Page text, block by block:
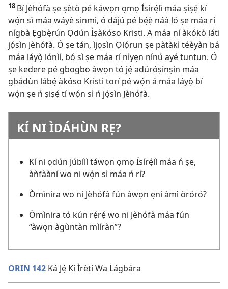
18 Bí Jèhófà ṣe ṣètò pé káwọn ọmọ Ísírẹ́lì máa ṣiṣẹ́ kí
wọ́n sì máa wáyè sinmi, ó dájú pé bẹ́ẹ̀ náà ló ṣe máa rí
nígbà Ẹgbẹ̀rún Ọdún Ìṣàkóso Kristi. A máa ní àkókò láti
jọ́sìn Jèhófà. Ó ṣe tán, ìjọsìn Ọlọ́run ṣe pàtàkì téèyàn bá
máa láyọ̀ lónìí, bó sì ṣe máa rí nìyẹn nínú ayé tuntun. Ó
ṣe kedere pé gbogbo àwọn tó jẹ́ adúróṣinṣin máa
gbádùn lábẹ́ àkóso Kristi torí pé wọ́n á máa láyọ̀ bí
wọ́n ṣe ń ṣiṣẹ́ tí wọ́n sì ń jọ́sìn Jèhófà.
KÍ NI ÌDÁHÙN RẸ?
Kí ni ọdún Júbílì táwọn ọmọ Ísírẹ́lì máa ń ṣe,
àǹfààní wo ni wọ́n sì máa ń rí?
Òmìnira wo ni Jèhófà fún àwọn ẹni àmì òróró?
Òmìnira tó kún rẹ́rẹ́ wo ni Jèhófà máa fún
“àwọn àgùntàn mìíràn”?
ORIN 142 Ká Jẹ́ Kí Ìrètí Wa Lágbára